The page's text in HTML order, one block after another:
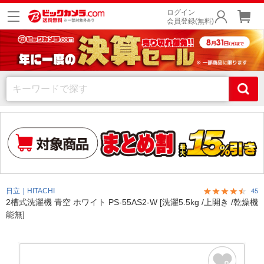
ログイン
会員登録(無料)
日立｜HITACHI 45
2槽式洗濯機 青空 ホワイト PS-55AS2-W [洗濯5.5kg /上開き /乾燥機
能無]